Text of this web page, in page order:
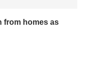
from homes as